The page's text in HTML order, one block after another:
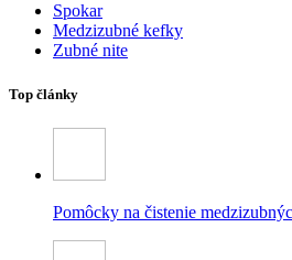
Spokar
Medzizubné kefky
Zubné nite
Top články
Pomôcky na čistenie